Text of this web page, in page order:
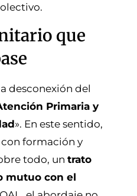
que
desconexión del
Primaria y
». En este sentido,
formación y
todo, un trato
mutuo con el